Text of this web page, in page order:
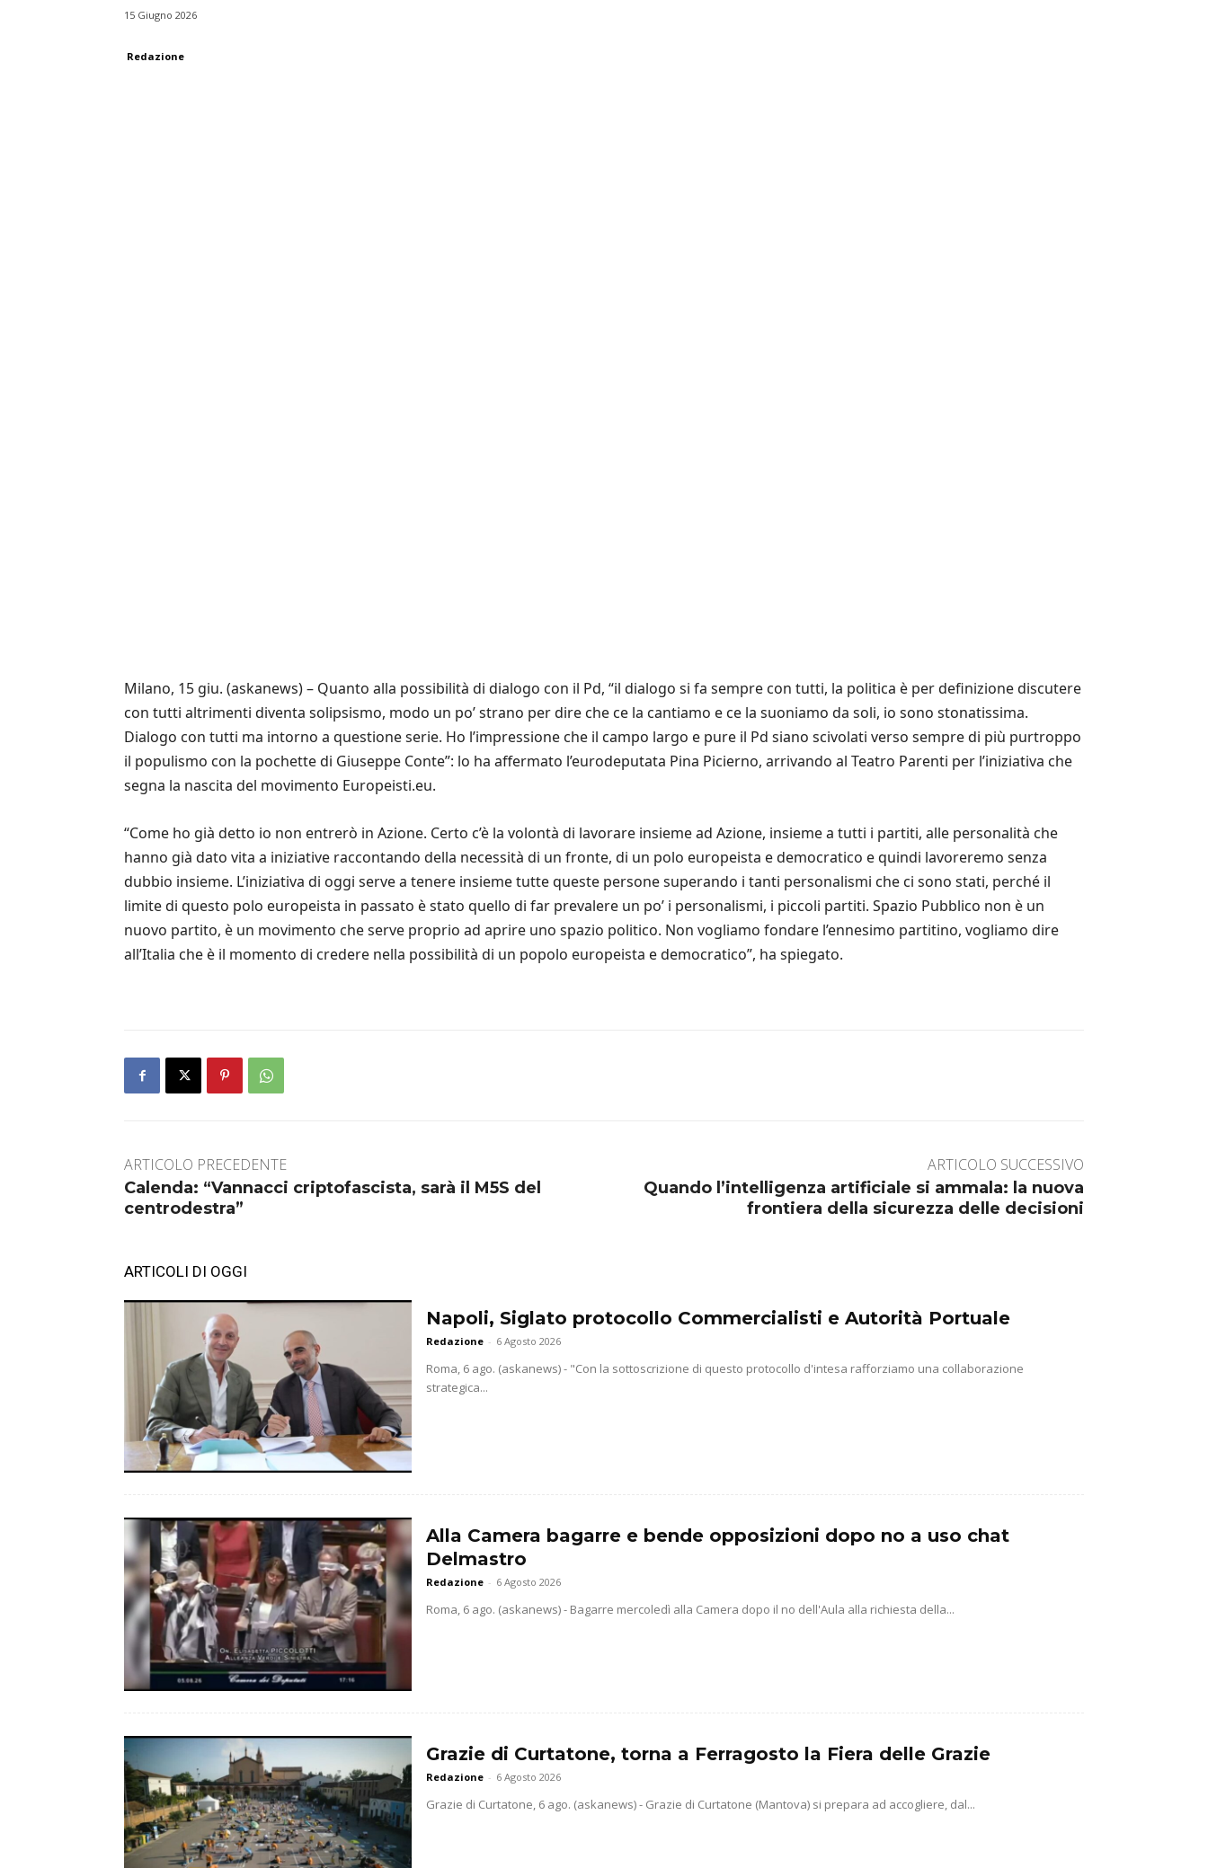
15 Giugno 2026
Redazione
Milano, 15 giu. (askanews) – Quanto alla possibilità di dialogo con il Pd, “il dialogo si fa sempre con tutti, la politica è per definizione discutere
con tutti altrimenti diventa solipsismo, modo un po’ strano per dire che ce la cantiamo e ce la suoniamo da soli, io sono stonatissima.
Dialogo con tutti ma intorno a questione serie. Ho l’impressione che il campo largo e pure il Pd siano scivolati verso sempre di più purtroppo
il populismo con la pochette di Giuseppe Conte”: lo ha affermato l’eurodeputata Pina Picierno, arrivando al Teatro Parenti per l’iniziativa che
segna la nascita del movimento Europeisti.eu.
“Come ho già detto io non entrerò in Azione. Certo c’è la volontà di lavorare insieme ad Azione, insieme a tutti i partiti, alle personalità che
hanno già dato vita a iniziative raccontando della necessità di un fronte, di un polo europeista e democratico e quindi lavoreremo senza
dubbio insieme. L’iniziativa di oggi serve a tenere insieme tutte queste persone superando i tanti personalismi che ci sono stati, perché il
limite di questo polo europeista in passato è stato quello di far prevalere un po’ i personalismi, i piccoli partiti. Spazio Pubblico non è un
nuovo partito, è un movimento che serve proprio ad aprire uno spazio politico. Non vogliamo fondare l’ennesimo partitino, vogliamo dire
all’Italia che è il momento di credere nella possibilità di un popolo europeista e democratico”, ha spiegato.
ARTICOLO PRECEDENTE
Calenda: “Vannacci criptofascista, sarà il M5S del
centrodestra”
ARTICOLO SUCCESSIVO
Quando l’intelligenza artificiale si ammala: la nuova
frontiera della sicurezza delle decisioni
ARTICOLI DI OGGI
Napoli, Siglato protocollo Commercialisti e Autorità Portuale
Redazione - 6 Agosto 2026
Roma, 6 ago. (askanews) - "Con la sottoscrizione di questo protocollo d'intesa rafforziamo una collaborazione
strategica...
Alla Camera bagarre e bende opposizioni dopo no a uso chat
Delmastro
Redazione - 6 Agosto 2026
Roma, 6 ago. (askanews) - Bagarre mercoledì alla Camera dopo il no dell'Aula alla richiesta della...
Grazie di Curtatone, torna a Ferragosto la Fiera delle Grazie
Redazione - 6 Agosto 2026
Grazie di Curtatone, 6 ago. (askanews) - Grazie di Curtatone (Mantova) si prepara ad accogliere, dal...